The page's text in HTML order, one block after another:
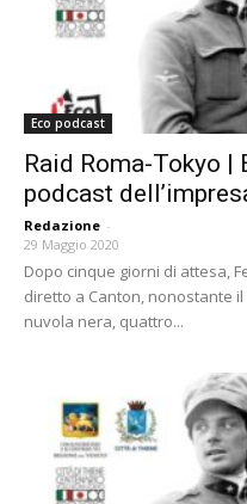
Eco podcast
Raid Roma-Tokyo |
podcast
Redazione -
29 Maggio 2020
Dopo cinque giorni di attesa,
diretto a Canton, nonostante
nuvola nera, quattro...